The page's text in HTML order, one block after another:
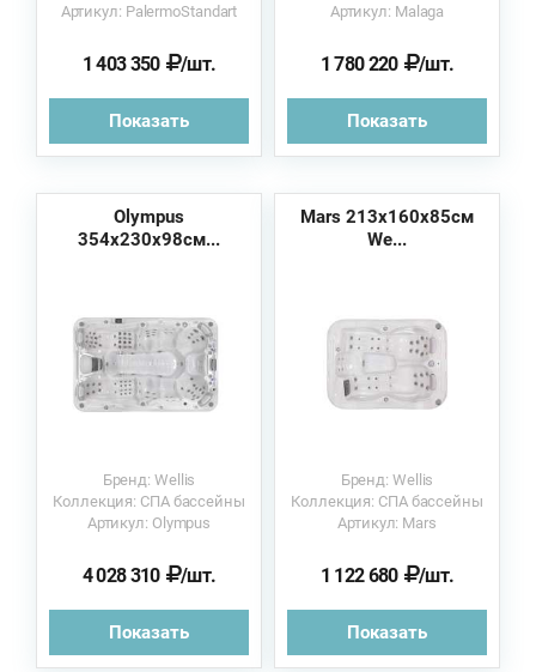
Артикул: PalermoStandart
1 403 350 /шт.
Показать
Артикул: Malaga
1 780 220 /шт.
Показать
Olympus
354х230х98см...
Бренд: Wellis
Коллекция: СПА бассейны
Артикул: Olympus
4 028 310 /шт.
Показать
Mars 213х160х85см
We...
Бренд: Wellis
Коллекция: СПА бассейны
Артикул: Mars
1 122 680 /шт.
Показать